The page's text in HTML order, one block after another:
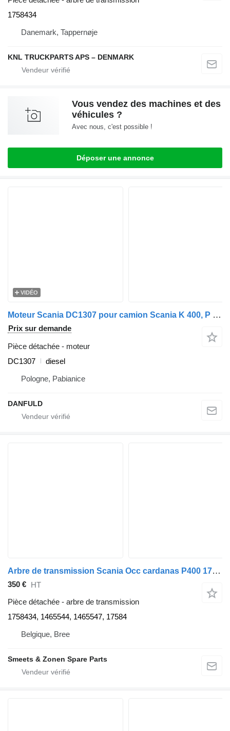
1758434
Danemark, Tappernøje
KNL TRUCKPARTS APS – DENMARK
Vous vendez des machines et des
véhicules ?
Avec nous, c'est possible !
Déposer une annonce
VIDÉO
Moteur Scania DC1307 pour camion Scania K 400, P 400, R 400, Series - G 400
Prix sur demande
Pièce détachée - moteur
DC1307
diesel
Pologne, Pabianice
DANFULD
Arbre de transmission Scania Occ cardanas P400 1758434 pour camion
350 € HT
Pièce détachée - arbre de transmission
1758434, 1465544, 1465547, 17584
Belgique, Bree
Smeets & Zonen Spare Parts